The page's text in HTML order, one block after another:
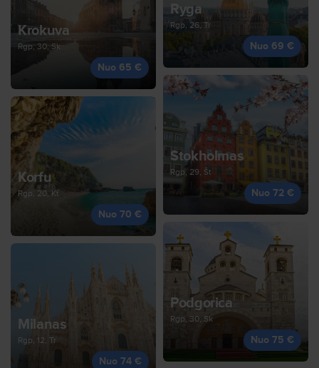
Krokuva
Rgp, 30, Sk
Nuo 65 €
Ryga
Rgp, 26, Tr
Nuo 69 €
Korfu
Rgp, 20, Kt
Nuo 70 €
Stokholmas
Rgp, 29, Št
Nuo 72 €
Milanas
Rgp, 12, Tr
Nuo 74 €
Podgorica
Rgp, 30, Sk
Nuo 75 €